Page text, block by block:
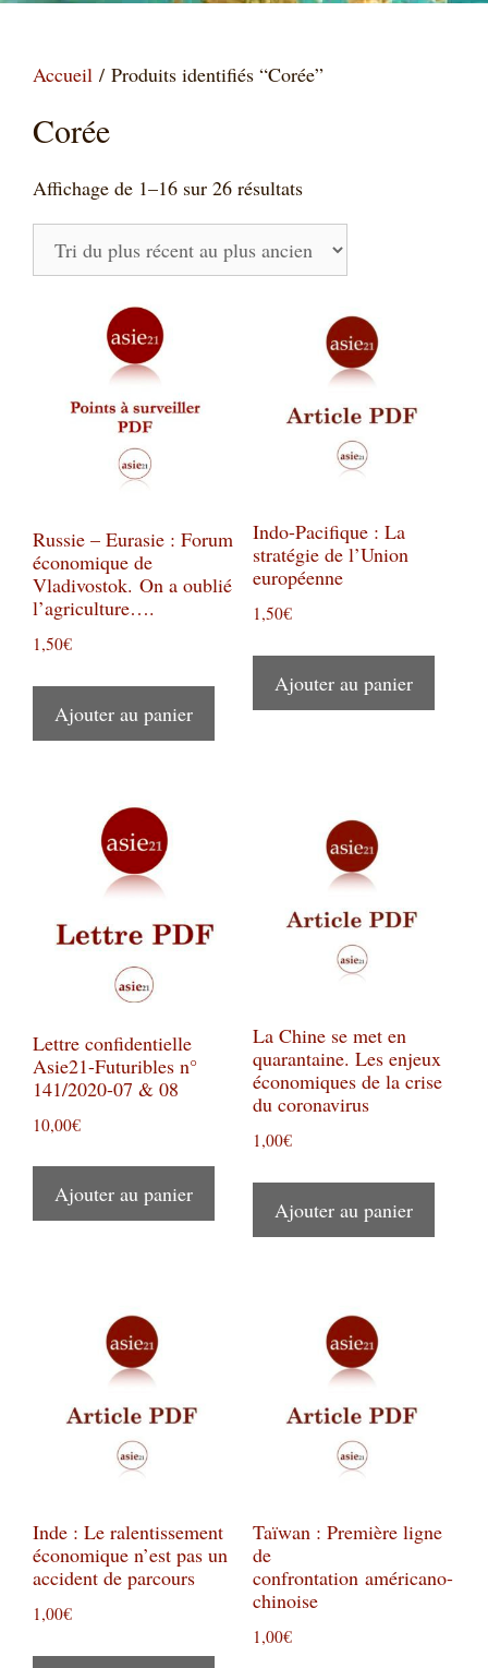
Accueil / Produits identifiés “Corée”
Corée
Affichage de 1–16 sur 26 résultatsTrié
du
plus
récent
plus
ancien
Russie – Eurasie : Forum
économique de
Vladivostok. On a oublié
l’agriculture….
1,50€
Ajouter au panier
Indo-Pacifique : La
stratégie de l’Union
européenne
1,50€
Ajouter au panier
Lettre confidentielle
Asie21-Futuribles n°
141/2020-07 & 08
10,00€
Ajouter au panier
La Chine se met en
quarantaine. Les enjeux
économiques de la crise
du coronavirus
1,00€
Ajouter au panier
Inde : Le ralentissement
économique n’est pas un
accident de parcours
1,00€
Taïwan : Première ligne
de
confrontation américano-
chinoise
1,00€